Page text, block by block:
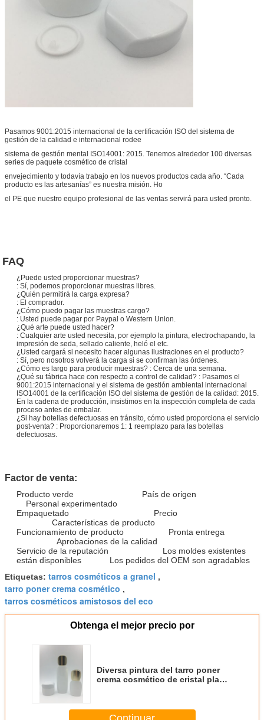
Pasamos 9001:2015 internacional de la certificación ISO del sistema de
gestión de la calidad e internacional rodee
sistema de gestión mental ISO14001: 2015. Tenemos alrededor 100 diversas
series de paquete cosmético de cristal
envejecimiento y todavía trabajo en los nuevos productos cada año. “Cada
producto es las artesanías” es nuestra misión. Ho
el PE que nuestro equipo profesional de las ventas servirá para usted pronto.
FAQ
¿Puede usted proporcionar muestras?
: Sí, podemos proporcionar muestras libres.
¿Quién permitirá la carga expresa?
: El comprador.
¿Cómo puedo pagar las muestras cargo?
: Usted puede pagar por Paypal o Western Union.
¿Qué arte puede usted hacer?
: Cualquier arte usted necesita, por ejemplo la pintura, electrochapando, la
impresión de seda, sellado caliente, heló el etc.
¿Usted cargará si necesito hacer algunas ilustraciones en el producto?
: Sí, pero nosotros volverá la carga si se confirman las órdenes.
¿Cómo es largo para producir muestras? : Cerca de una semana.
¿Qué su fábrica hace con respecto a control de calidad? : Pasamos el
9001:2015 internacional y el sistema de gestión ambiental internacional
ISO14001 de la certificación ISO del sistema de gestión de la calidad: 2015.
En la cadena de producción, insistimos en la inspección completa de cada
proceso antes de embalar.
¿Si hay botellas defectuosas en tránsito, cómo usted proporciona el servicio
post-venta? : Proporcionaremos 1: 1 reemplazo para las botellas
defectuosas.
Factor de venta:
Producto verde País de origen
Personal experimentado
Empaquetado Precio
Características de producto
Funcionamiento de producto Pronta entrega
Aprobaciones de la calidad
Servicio de la reputación Los moldes existentes
están disponibles Los pedidos del OEM son agradables
Etiquetas: tarros cosméticos a granel ,
tarro poner crema cosmético ,
tarros cosméticos amistosos del eco
Obtenga el mejor precio por
Diversa pintura del tarro poner
crema cosmético de cristal plano